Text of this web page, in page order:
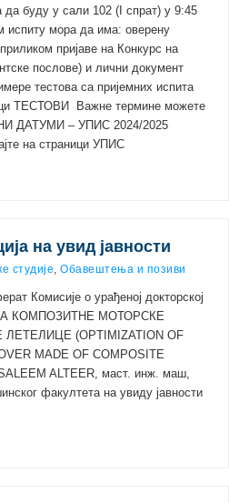
да буду у сали 102 (I спрат) у 9:45
испиту мора да има: оверену
пријаве на Конкурс на
послове) и лични документ
тестова са пријемних испита
ТЕСТОВИ Важне термине можете
ДАТУМИ – УПИС 2024/2025
на страници УПИС
на увид јавности
студије ,Обавештења и позиви
Комисије о урађеној докторској
КОМПОЗИТНЕ МОТОРСКЕ
(OPTIMIZATION OF
MADE OF COMPOSITE
ALTEER, маст. инж. маш,
факултета на увиду јавности